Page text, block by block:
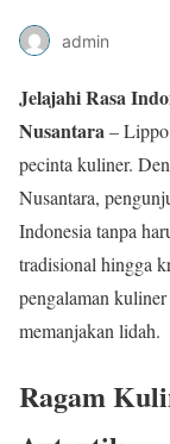
admin
Jelajahi Rasa
Nusantara–
pecinta kuliner.
Nusantara,
Indonesia tanpa
tradisional hingga
pengalaman
memanjakan lidah.
Ragam